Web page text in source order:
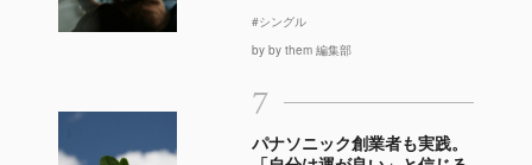
#シングル
by by them 編集部
7
パナソニック創業者も実践。